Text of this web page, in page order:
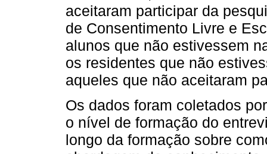
aceitaram participar da
de Consentimento Livre e
alunos que não estivessem
os residentes que não
aqueles que não aceitaram
Os dados foram coletados
o nível de formação do
longo da formação sobre